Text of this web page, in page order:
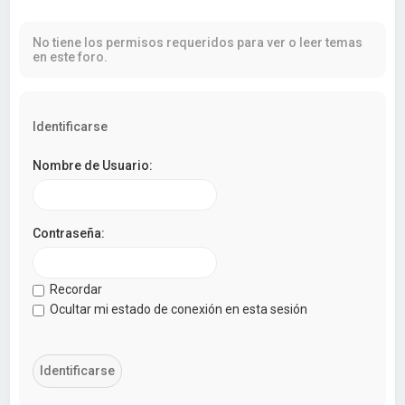
No tiene los permisos requeridos para ver o leer temas
en este foro.
Identificarse
Nombre de Usuario:
Contraseña:
Recordar
Ocultar mi estado de conexión en esta sesión